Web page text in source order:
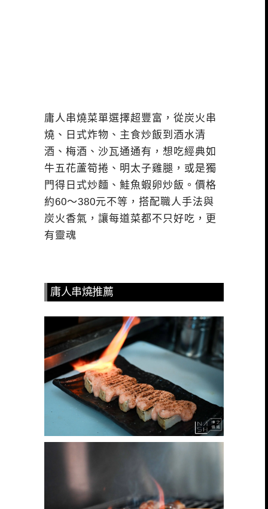
庸人串燒菜單選擇超豐富，從炭火串
燒、日式炸物、主食炒飯到酒水清
酒、梅酒、沙瓦通通有，想吃經典如
牛五花蘆筍捲、明太子雞腿，或是獨
門得日式炒麵、鮭魚蝦卵炒飯。價格
約60～380元不等，搭配職人手法與
炭火香氣，讓每道菜都不只好吃，更
有靈魂
庸人串燒推薦